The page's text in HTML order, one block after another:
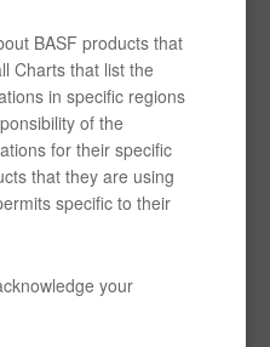
BASF products that
Charts that list the
in specific regions
of the
for their specific
that they are using
specific to their
your